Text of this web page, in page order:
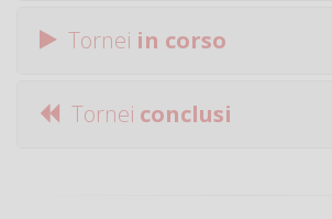
Tornei in corso
Tornei conclusi